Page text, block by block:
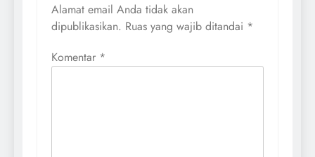
Alamat email Anda tidak akan
dipublikasikan. Ruas yang wajib ditandai *
Komentar *